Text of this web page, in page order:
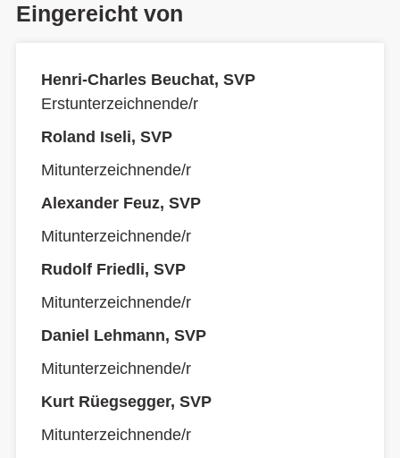
Eingereicht von
Henri-Charles Beuchat, SVP
Erstunterzeichnende/r
Roland Iseli, SVP
Mitunterzeichnende/r
Alexander Feuz, SVP
Mitunterzeichnende/r
Rudolf Friedli, SVP
Mitunterzeichnende/r
Daniel Lehmann, SVP
Mitunterzeichnende/r
Kurt Rüegsegger, SVP
Mitunterzeichnende/r